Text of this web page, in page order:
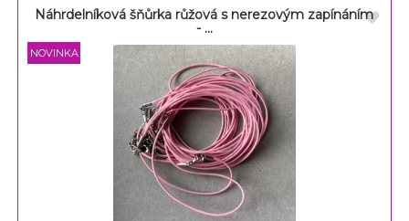
Náhrdelníková šňůrka růžová s nerezovým zapínáním
- ...